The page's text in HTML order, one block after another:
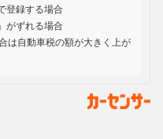
登録する場合
がずれる場合
は自動車税の額が大きく上が